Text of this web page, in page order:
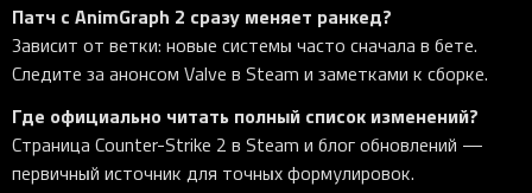
Патч с AnimGraph 2 сразу меняет ранкед?
Зависит от ветки: новые системы часто сначала в бете.
Следите за анонсом Valve в Steam и заметками к сборке.
Где официально читать полный список изменений?
Страница Counter-Strike 2 в Steam и блог обновлений —
первичный источник для точных формулировок.